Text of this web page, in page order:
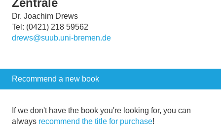
Dr. Joachim Drews
Tel: (0421) 218 59562
drews@suub.uni-bremen.de
Recommend a new book
If we don't have the book you're looking for, you can
always recommend the title for purchase!